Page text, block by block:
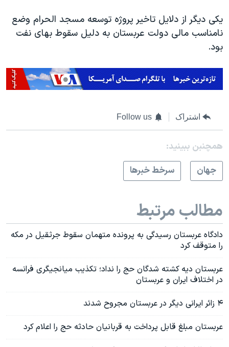
یکی دیگر از دلایل تاخیر پروژه توسعه مسجد الحرام وضع
نامناسب مالی دولت عربستان به دلیل سقوط بهای نفت
بود.
اشتراک Follow us
همچنبن ببینید:
جهان
سرخط خبرها
مطالب مرتبط
دادگاه عربستان رسیدگی به پرونده متهمان سقوط جرثقیل در مکه
را متوقف کرد
عربستان دیه کشته شدگان حج را نداد؛ تکذیب میانجیگری فرانسه
در اختلاف ایران و عربستان
۴ زائر ایرانی دیگر در عربستان مجروح شدند
عربستان مبلغ قابل پرداخت به قربانیان حادثه حج را اعلام کرد